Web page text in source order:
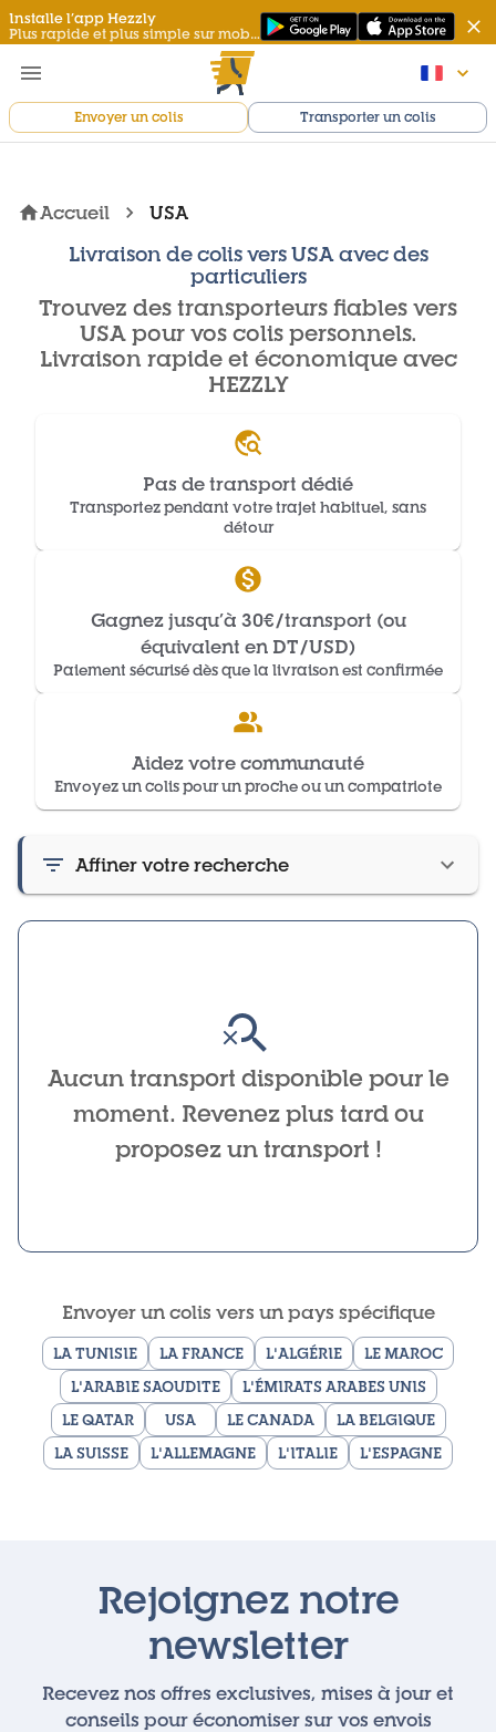
Installe l’app Hezzly
Plus rapide et plus simple sur mobile
Envoyer un colis Transporter un colis
Accueil USA
Livraison de colis vers USA avec des
particuliers
Trouvez des transporteurs fiables vers
USA pour vos colis personnels.
Livraison rapide et économique avec
HEZZLY
Pas de transport dédié
Transportez pendant votre trajet habituel, sans
détour
Gagnez jusqu’à 30€/transport (ou
équivalent en DT/USD)
Paiement sécurisé dès que la livraison est confirmée
Aidez votre communauté
Envoyez un colis pour un proche ou un compatriote
Affiner votre recherche
Aucun transport disponible pour le
moment. Revenez plus tard ou
proposez un transport !
Envoyer un colis vers un pays spécifique
LA TUNISIE LA FRANCE L'ALGÉRIE
LE MAROC
L'ARABIE SAOUDITE
L'ÉMIRATS ARABES UNIS
LE QATAR
USA LE CANADA
LA BELGIQUE
LA SUISSE
L'ALLEMAGNE L'ITALIE L'ESPAGNE
Rejoignez notre
newsletter
Recevez nos offres exclusives, mises à jour et
conseils pour économiser sur vos envois